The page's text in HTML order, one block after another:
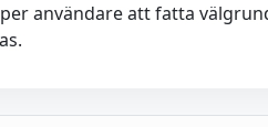
användare att fatta